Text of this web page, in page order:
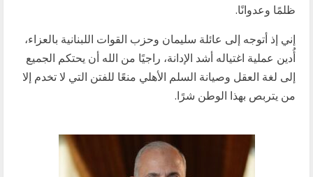
ظلمًا وعدوانًا.
إني إذ أتوجه إلى عائلة سليمان وحزب القوات اللبنانية بالعزاء،
أُدين عملية اغتياله أشد الإدانة، راجيًا من الله أن يحتكم الجميع
إلى لغة العقل وصيانة السلم الأهلي منعًا للفتن التي لا تخدم إلا
من يتربص بهذا الوطن شرًا.